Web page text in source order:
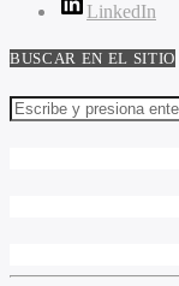
LinkedIn
BUSCAR EN EL SITIO